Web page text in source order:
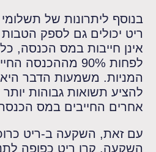
בנוסף ליתרונות של תשלומי
אינן חייבות במס הכנסה,
לפחות 90%
להציע תשואות גבוהות
אחרים החייבים במס
עם זאת, השקעה ב-ריט
השקעה, קרן ריט כפופה